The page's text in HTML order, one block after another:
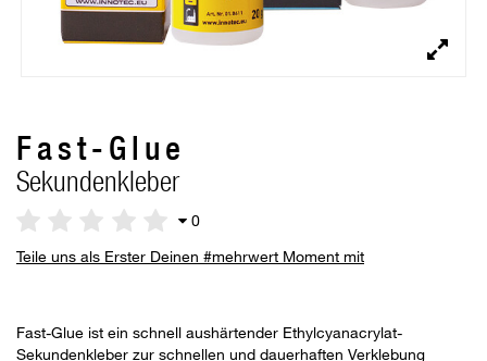
Fast-Glue
Sekundenkleber
0
Teile uns als Erster Deinen #mehrwert Moment mit
Fast-Glue ist ein schnell aushärtender Ethylcyanacrylat-
Sekundenkleber zur schnellen und dauerhaften Verklebung